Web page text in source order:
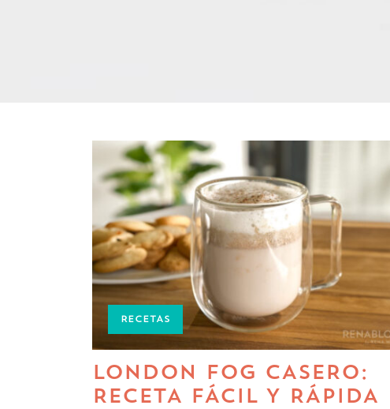
RECETAS
LONDON FOG CASERO:
RECETA FÁCIL Y RÁPIDA